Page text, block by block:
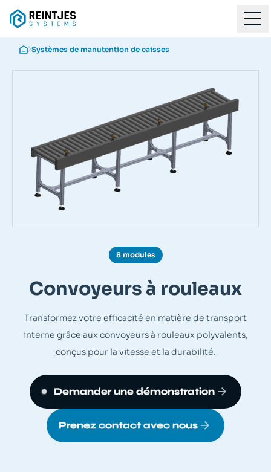
Systèmes de manutention de caisses
8 modules
Convoyeurs à rouleaux
Transformez votre efficacité en matière de transport
interne grâce aux convoyeurs à rouleaux polyvalents,
conçus pour la vitesse et la durabilité.
Demander une démonstration
Prenez contact avec nous